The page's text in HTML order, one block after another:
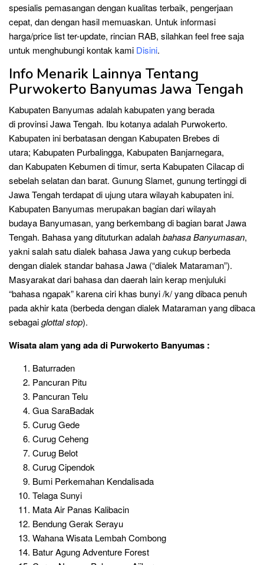
spesialis pemasangan dengan kualitas terbaik, pengerjaan
cepat, dan dengan hasil memuaskan. Untuk informasi
harga/price list ter-update, rincian RAB, silahkan feel free saja
untuk menghubungi kontak kami Disini.
Info Menarik Lainnya Tentang
Purwokerto Banyumas Jawa Tengah
Kabupaten Banyumas adalah kabupaten yang berada
di provinsi Jawa Tengah. Ibu kotanya adalah Purwokerto.
Kabupaten ini berbatasan dengan Kabupaten Brebes di
utara; Kabupaten Purbalingga, Kabupaten Banjarnegara,
dan Kabupaten Kebumen di timur, serta Kabupaten Cilacap di
sebelah selatan dan barat. Gunung Slamet, gunung tertinggi di
Jawa Tengah terdapat di ujung utara wilayah kabupaten ini.
Kabupaten Banyumas merupakan bagian dari wilayah
budaya Banyumasan, yang berkembang di bagian barat Jawa
Tengah. Bahasa yang dituturkan adalahbahasa Banyumasan,
yakni salah satu dialek bahasa Jawa yang cukup berbeda
dengan dialek standar bahasa Jawa (“dialek Mataraman”).
Masyarakat dari bahasa dan daerah lain kerap menjuluki
“bahasa ngapak” karena ciri khas bunyi /k/ yang dibaca penuh
pada akhir kata (berbeda dengan dialek Mataraman yang dibaca
sebagaiglottal stop).
Wisata alam yang ada di Purwokerto Banyumas :
Baturraden
Pancuran Pitu
Pancuran Telu
Gua SaraBadak
Curug Gede
Curug Ceheng
Curug Belot
Curug Cipendok
Bumi Perkemahan Kendalisada
Telaga Sunyi
Mata Air Panas Kalibacin
Bendung Gerak Serayu
Wahana Wisata Lembah Combong
Batur Agung Adventure Forest